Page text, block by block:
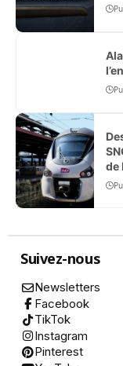
de
Suivez-nous
Newsletters
Facebook
TikTok
Instagram
Pinterest